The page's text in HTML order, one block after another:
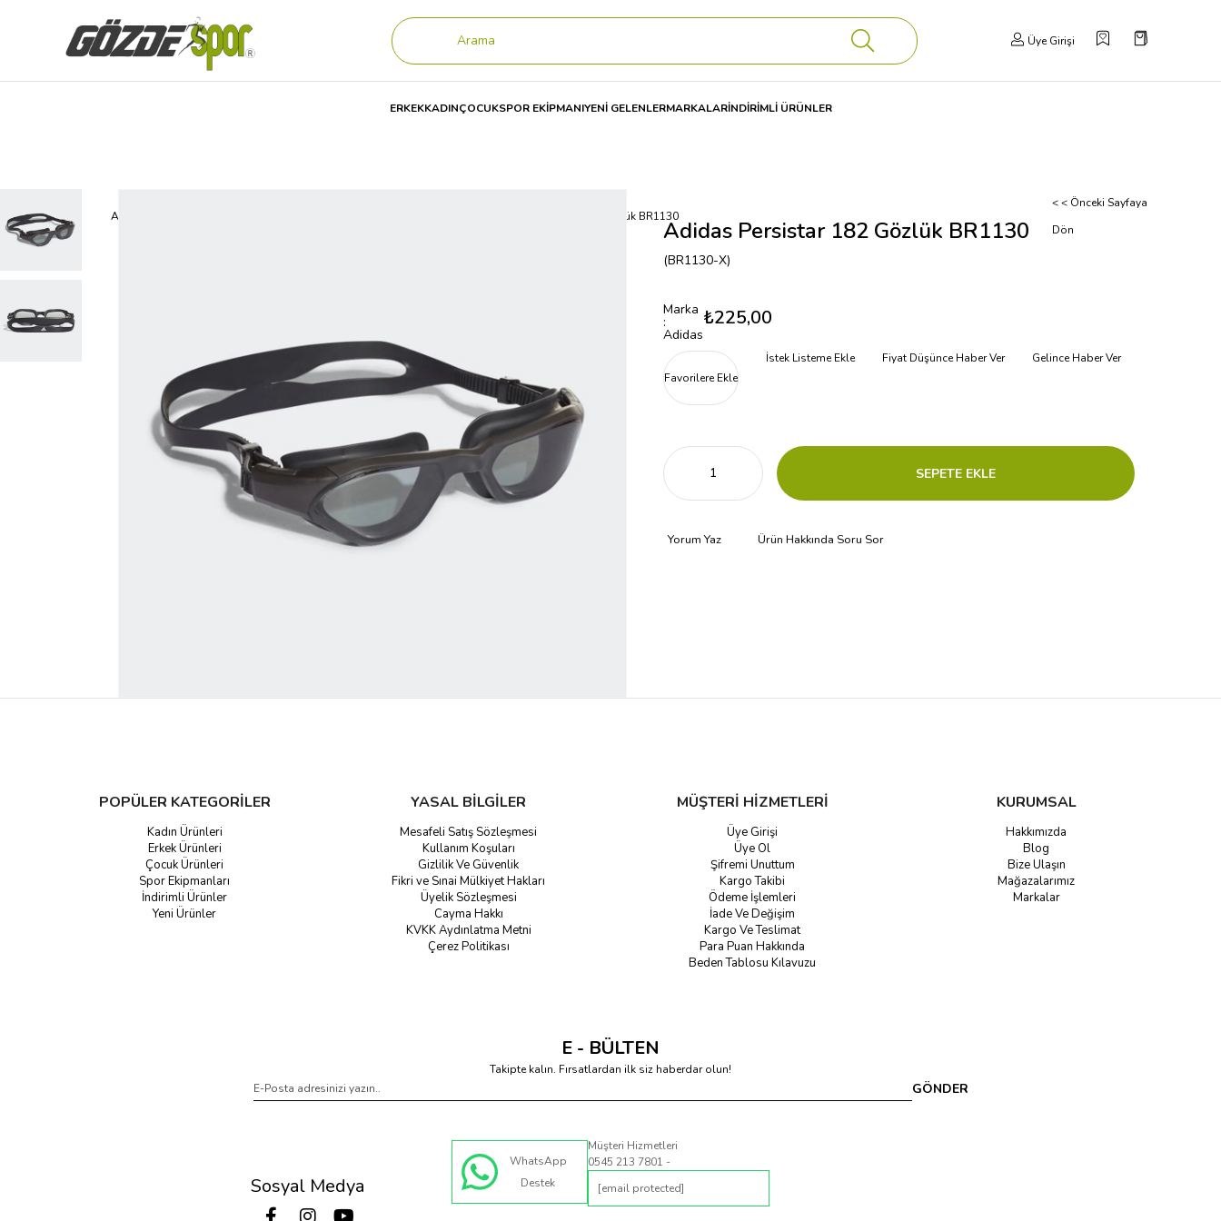
Üye Girişi
ERKEKKADINÇOCUKSPOR EKİPMANIYENİ GELENLERMARKALARİNDİRİMLİ ÜRÜNLER
Anasayfa Adidas Persistar 182 Gözlük BR1130
< < Önceki Sayfaya
Dön
Adidas Persistar 182 Gözlük BR1130
(BR1130-X)
Marka
:
Adidas
₺225,00
Favorilere Ekle
İstek Listeme Ekle Fiyat Düşünce Haber Ver Gelince Haber Ver
Yorum Yaz Ürün Hakkında Soru Sor
POPÜLER KATEGORİLER
Kadın Ürünleri
Erkek Ürünleri
Çocuk Ürünleri
Spor Ekipmanları
İndirimli Ürünler
Yeni Ürünler
YASAL BİLGİLER
Mesafeli Satış Sözleşmesi
Kullanım Koşuları
Gizlilik Ve Güvenlik
Fikri ve Sınai Mülkiyet Hakları
Üyelik Sözleşmesi
Cayma Hakkı
KVKK Aydınlatma Metni
Çerez Politikası
MÜŞTERİ HİZMETLERİ
Üye Girişi
Üye Ol
Şifremi Unuttum
Kargo Takibi
Ödeme İşlemleri
İade Ve Değişim
Kargo Ve Teslimat
Para Puan Hakkında
Beden Tablosu Kılavuzu
KURUMSAL
Hakkımızda
Blog
Bize Ulaşın
Mağazalarımız
Markalar
E - BÜLTEN
Takipte kalın. Fırsatlardan ilk siz haberdar olun!
GÖNDER
Sosyal Medya
WhatsApp
Destek
Müşteri Hizmetleri
0545 213 7801 -
[email protected]